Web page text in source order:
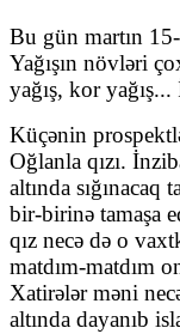
Bu gün martın
Yağışın növləri
yağış, kor yağış...
Küçənin
Oğlanla qızı.
altında
bir-birinə tamaşa
qız necə də o
matdım-matdım
Xatirələr məni
altında dayanıb